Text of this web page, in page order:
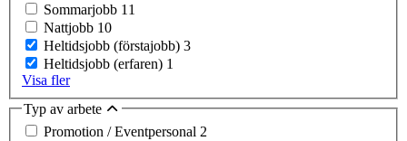
Sommarjobb 11
Nattjobb 10
Heltidsjobb (förstajobb) 3
Heltidsjobb (erfaren) 1
Visa fler
Typ av arbete
Promotion / Eventpersonal 2